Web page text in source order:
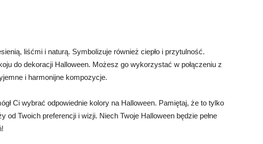
liśćmi i naturą. Symbolizuje również ciepło i przytulność.
do dekoracji Halloween. Możesz go wykorzystać w połączeniu z
i harmonijne kompozycje.
Ci wybrać odpowiednie kolory na Halloween. Pamiętaj, że to tylko
od Twoich preferencji i wizji. Niech Twoje Halloween będzie pełne